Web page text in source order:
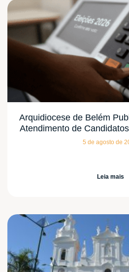
Arquidiocese de Belém
Atendimento de
5 de agosto de
Leia mais